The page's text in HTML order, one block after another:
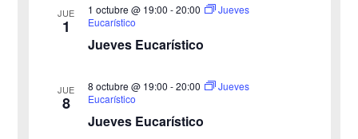
v
JUE
1
Jueves Eucarístico
1 octubre @ 19:00 -20:00
Jueves
Eucarístico
JUE
8
Jueves Eucarístico
8 octubre @ 19:00 -20:00
Jueves
Eucarístico